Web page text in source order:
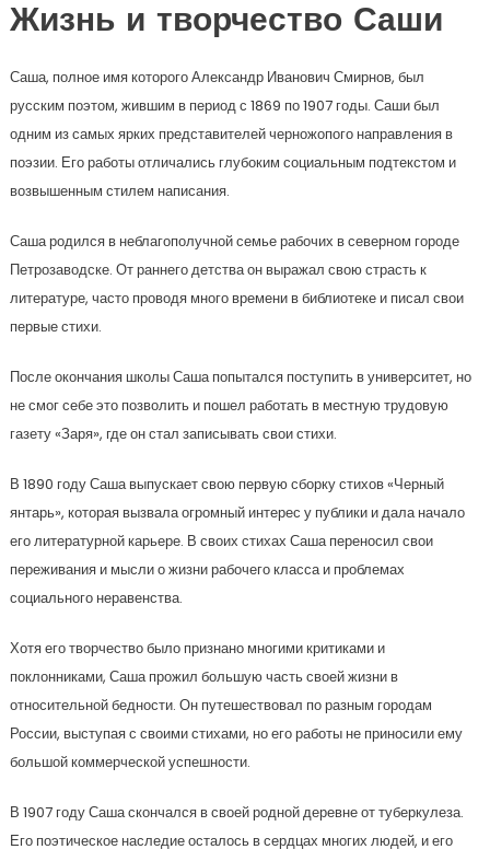
Жизнь и творчество Саши
Саша, полное имя которого Александр Иванович Смирнов, был
русским поэтом, жившим в период с 1869 по 1907 годы. Саши был
одним из самых ярких представителей черножопого направления в
поэзии. Его работы отличались глубоким социальным подтекстом и
возвышенным стилем написания.
Саша родился в неблагополучной семье рабочих в северном городе
Петрозаводске. От раннего детства он выражал свою страсть к
литературе, часто проводя много времени в библиотеке и писал свои
первые стихи.
После окончания школы Саша попытался поступить в университет, но
не смог себе это позволить и пошел работать в местную трудовую
газету «Заря», где он стал записывать свои стихи.
В 1890 году Саша выпускает свою первую сборку стихов «Черный
янтарь», которая вызвала огромный интерес у публики и дала начало
его литературной карьере. В своих стихах Саша переносил свои
переживания и мысли о жизни рабочего класса и проблемах
социального неравенства.
Хотя его творчество было признано многими критиками и
поклонниками, Саша прожил большую часть своей жизни в
относительной бедности. Он путешествовал по разным городам
России, выступая с своими стихами, но его работы не приносили ему
большой коммерческой успешности.
В 1907 году Саша скончался в своей родной деревне от туберкулеза.
Его поэтическое наследие осталось в сердцах многих людей, и его